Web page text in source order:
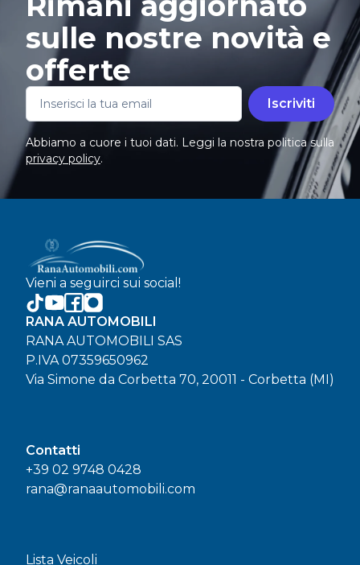
sulle nostre novità e
offerte
Iscriviti
Abbiamo a cuore i tuoi dati. Leggi la nostra politica sulla
privacy policy.
Vieni a seguirci sui social!
RANA AUTOMOBILI
RANA AUTOMOBILI SAS
P.IVA 07359650962
Via Simone da Corbetta 70, 20011 - Corbetta (MI)
Contatti
+39 02 9748 0428
rana@ranaautomobili.com
Lista Veicoli